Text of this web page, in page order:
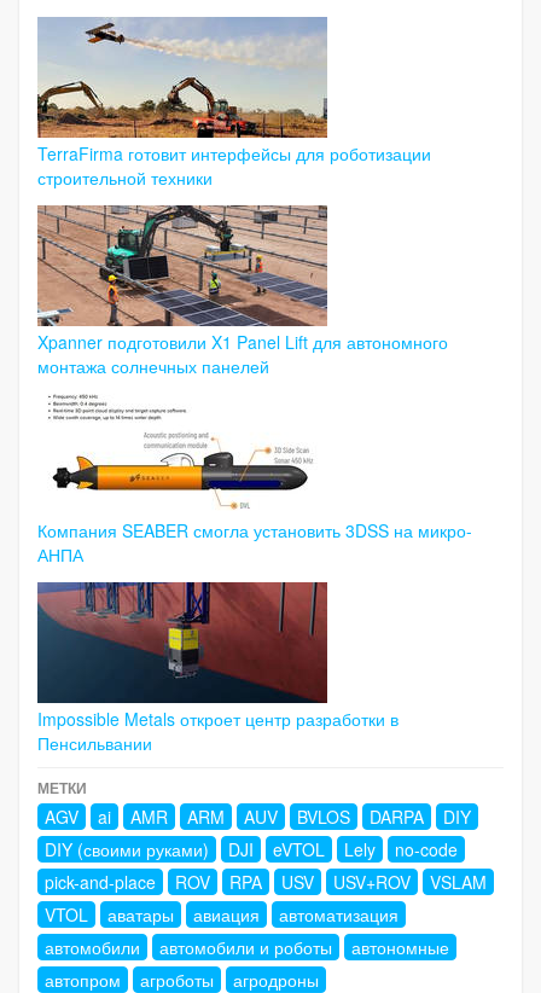
TerraFirma готовит интерфейсы для роботизации
строительной техники
Xpanner подготовили X1 Panel Lift для автономного
монтажа солнечных панелей
Компания SEABER смогла установить 3DSS на микро-
АНПА
Impossible Metals откроет центр разработки в
Пенсильвании
МЕТКИ
AGV ai AMR ARM AUV BVLOS DARPA
DIY
DIY (своими руками)
DJI eVTOL Lely
no-code
pick-and-place
ROV RPA USV USV+ROV
VSLAM
VTOL
аватары авиация
автоматизация
автомобили
автомобили и роботы
автономные
автопром
агроботы
агродроны